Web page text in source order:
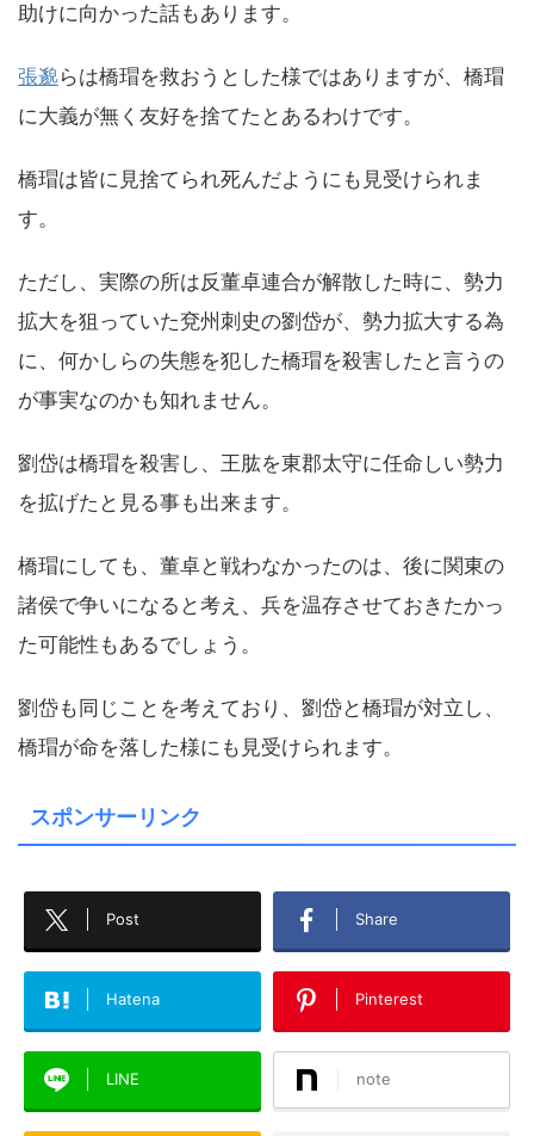
助けに向かった話もあります。
張邈らは橋瑁を救おうとした様ではありますが、橋瑁
に大義が無く友好を捨てたとあるわけです。
橋瑁は皆に見捨てられ死んだようにも見受けられま
す。
ただし、実際の所は反董卓連合が解散した時に、勢力
拡大を狙っていた兗州刺史の劉岱が、勢力拡大する為
に、何かしらの失態を犯した橋瑁を殺害したと言うの
が事実なのかも知れません。
劉岱は橋瑁を殺害し、王肱を東郡太守に任命しい勢力
を拡げたと見る事も出来ます。
橋瑁にしても、董卓と戦わなかったのは、後に関東の
諸侯で争いになると考え、兵を温存させておきたかっ
た可能性もあるでしょう。
劉岱も同じことを考えており、劉岱と橋瑁が対立し、
橋瑁が命を落した様にも見受けられます。
スポンサーリンク
Post Share
Hatena Pinterest
LINE note